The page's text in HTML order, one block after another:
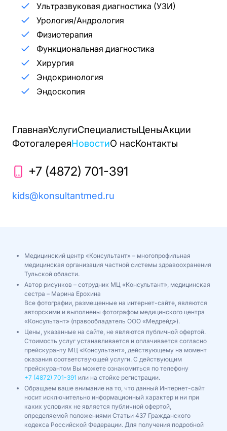
Ультразвуковая диагностика (УЗИ)
Урология/Андрология
Физиотерапия
Функциональная диагностика
Хирургия
Эндокринология
Эндоскопия
ГлавнаяУслугиСпециалистыЦеныАкции
ФотогалереяНовостиО насКонтакты
+7 (4872) 701-391
kids@konsultantmed.ru
Медицинский центр «Консультант» – многопрофильная
медицинская организация частной системы здравоохранения
Тульской области.
Автор рисунков – сотрудник МЦ «Консультант», медицинская
сестра – Марина Ерохина
Все фотографии, размещенные на интернет-сайте, являются
авторскими и выполнены фотографом медицинского центра
«Консультант» (правообладатель ООО «Медрейд»).
Цены, указанные на сайте, не являются публичной офертой.
Стоимость услуг устанавливается и оплачивается согласно
прейскуранту МЦ «Консультант», действующему на момент
оказания соответствующей услуги. С действующим
прейскурантом Вы можете ознакомиться по телефону
+7 (4872) 701-391 или на стойке регистрации.
Обращаем ваше внимание на то, что данный Интернет-сайт
носит исключительно информационный характер и ни при
каких условиях не является публичной офертой,
определяемой положениями Статьи 437 Гражданского
кодекса Российской Федерации. Для получения подробной